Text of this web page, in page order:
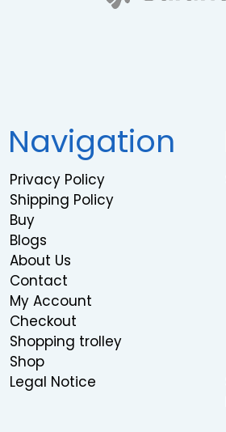
Navigation
Privacy Policy
Shipping Policy
Buy
Blogs
About Us
Contact
My Account
Checkout
Shopping trolley
Shop
Legal Notice